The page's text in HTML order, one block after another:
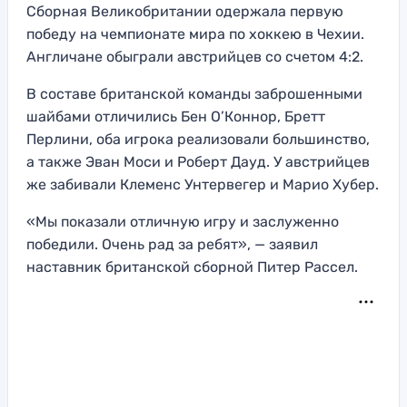
Сборная Великобритании одержала первую
победу на чемпионате мира по хоккею в Чехии.
Англичане обыграли австрийцев со счетом 4:2.
В составе британской команды заброшенными
шайбами отличились Бен О’Коннор, Бретт
Перлини, оба игрока реализовали большинство,
а также Эван Моси и Роберт Дауд. У австрийцев
же забивали Клеменс Унтервегер и Марио Хубер.
«Мы показали отличную игру и заслуженно
победили. Очень рад за ребят», — заявил
наставник британской сборной Питер Рассел.